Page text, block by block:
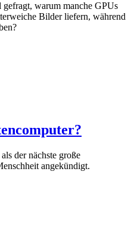
warum manche GPUs
Bilder liefern, während
der nächste große
angekündigt.